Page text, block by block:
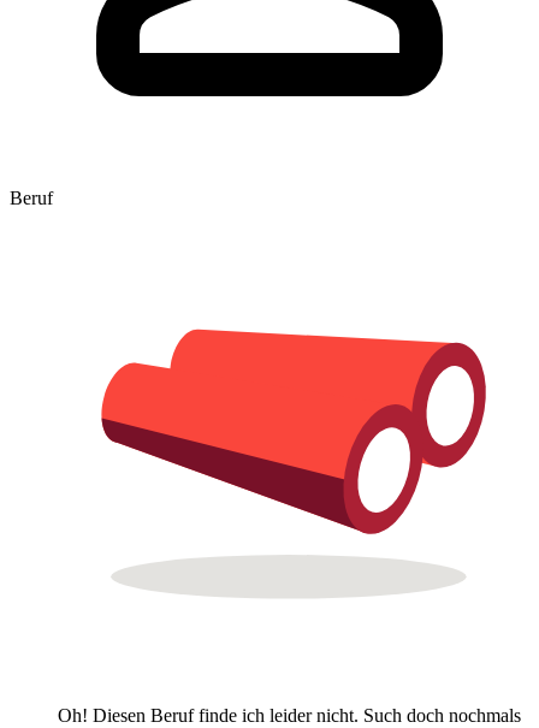
Beruf
Oh! Diesen Beruf finde ich leider nicht. Such doch nochmals